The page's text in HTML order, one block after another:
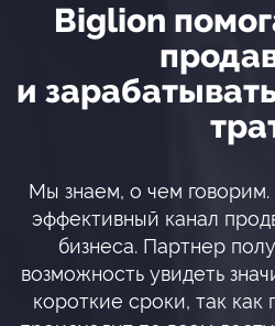
Biglion
и
Мы знаем, о чем
эффективный канал
бизнеса. Партнер
возможность увидеть
короткие сроки, так